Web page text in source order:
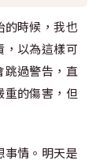
的時候，我也
，以為這樣可
跳過警告，直
重的傷害，但
事情。明天是